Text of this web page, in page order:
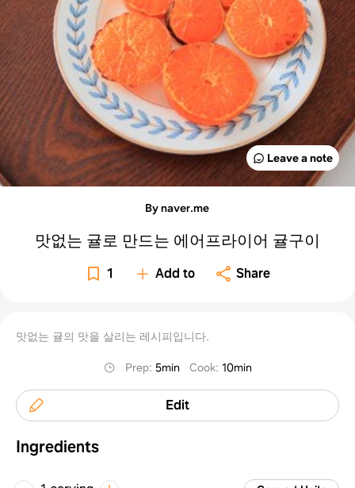
Leave a note
By naver.me
맛없는 귤로 만드는 에어프라이어 귤구이
1 Add to Share
맛없는 귤의 맛을 살리는 레시피입니다.
Prep: 5min Cook: 10min
Edit
Ingredients